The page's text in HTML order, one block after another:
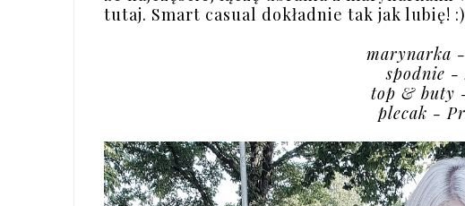
tutaj. Smart casual dokładnie tak jak lubię! :)
marynarka
spodnie -
top & buty
plecak -